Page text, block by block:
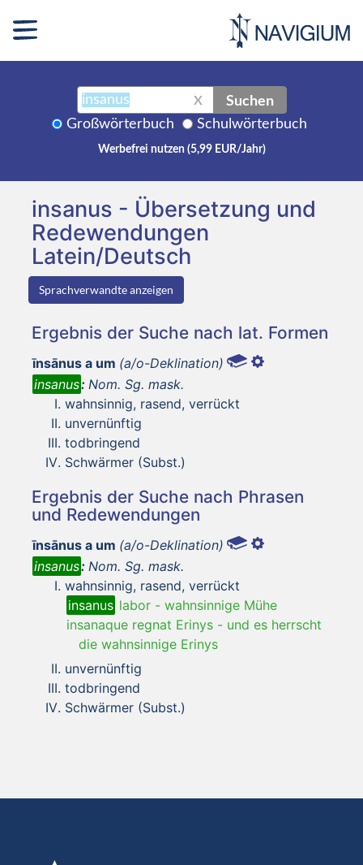
X Suchen
Großwörterbuch Schulwörterbuch
Werbefrei nutzen (5,99 EUR/Jahr)
insanus - Übersetzung und
Redewendungen
Latein/Deutsch
Sprachverwandte anzeigen
Ergebnis der Suche nach lat. Formen
īnsānus a um (a/o-Deklination)
insanus: Nom. Sg. mask.
wahnsinnig, rasend, verrückt
unvernünftig
todbringend
Schwärmer (Subst.)
Ergebnis der Suche nach Phrasen
und Redewendungen
īnsānus a um (a/o-Deklination)
insanus: Nom. Sg. mask.
wahnsinnig, rasend, verrückt
insanus labor - wahnsinnige Mühe
insanaque regnat Erinys - und es herrscht
die wahnsinnige Erinys
unvernünftig
todbringend
Schwärmer (Subst.)